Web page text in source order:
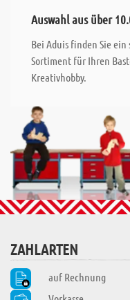
Auswahl aus über
Bei Aduis finden Sie
Sortiment für Ihren
Kreativhobby.
ZAHLARTEN
auf Rechnung